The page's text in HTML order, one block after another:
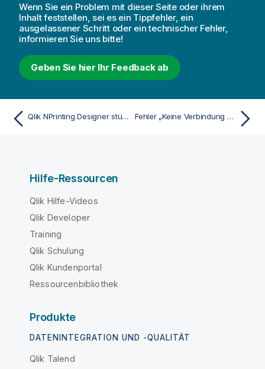
Wenn Sie ein Problem mit dieser Seite oder ihrem
Inhalt feststellen, sei es ein Tippfehler, ein
ausgelassener Schritt oder ein technischer Fehler,
informieren Sie uns bitte!
Geben Sie hier Ihr Feedback ab
Qlik NPrinting Designer stürzt ab, wenn eine Tabelle in PowerPoint eingefügt wird Fehler „Keine Verbindung mit dem Qlik NPrinting Server“ wird angezeigt, wenn im QlikView Access Point auf On-Demand geklickt wird
Hilfe-Ressourcen
Qlik Hilfe-Videos
Qlik Developer
Training
Qlik Schulung
Qlik Kundenportal
Ressourcenbibliothek
Produkte
DATENINTEGRATION UND -QUALITÄT
Qlik Talend